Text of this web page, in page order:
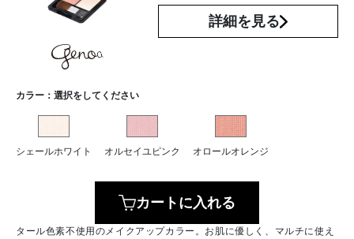
詳細を見る
カラー： 選択をしてください
シェールホワイト オルセイユピンク オロールオレンジ
カートに入れる
タール色素不使用のメイクアップカラー。お肌に優しく、マルチに使え